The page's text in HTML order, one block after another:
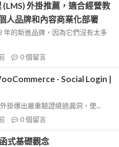
外掛推薦，適合經營教
人品牌和內容商業化部署
的新進品牌，因為它們沒有太多
0個留言
- Social Login |
掛爆出嚴重驗證繞過漏洞，使...
0個留言
式基礎觀念